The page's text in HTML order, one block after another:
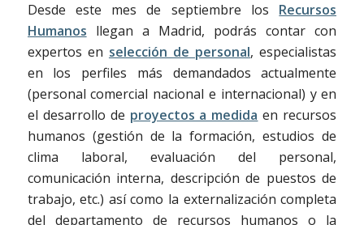
Desde este mes de septiembre los Recursos
Humanos llegan a Madrid, podrás contar con
expertos en selección de personal, especialistas
en los perfiles más demandados actualmente
(personal comercial nacional e internacional) y en
el desarrollo de proyectos a medida en recursos
humanos (gestión de la formación, estudios de
clima laboral, evaluación del personal,
comunicación interna, descripción de puestos de
trabajo, etc.) así como la externalización completa
del departamento de recursos humanos o la